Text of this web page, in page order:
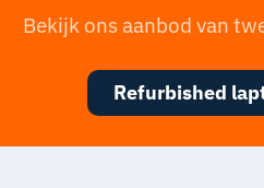
Bekijk ons aanbod van
Refurbished